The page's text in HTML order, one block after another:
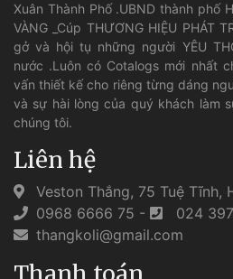
Xuân Thành Phố .UBND thành phố
VÀNG _Cúp THƯƠNG HIỆU PHÁT
gở và hội tụ những người YÊU
nước .Luôn có Cotalogs mới nhất
vấn thiết kế cho riêng từng dáng
và sự hài lòng của quý khách làm
chúng tôi.
Liên hệ
Veston Thắng, 75 Tuệ Tĩnh,
0968 6666 75 -
024
thangkoli@gmail.com